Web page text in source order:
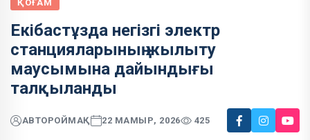
ҚОҒАМ
Екібастұзда негізгі электр
станцияларының жылыту
маусымына дайындығы
талқыланды
АВТОРОЙМАҚ 22 МАМЫР, 2026 425